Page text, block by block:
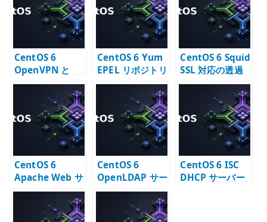
r
CentOS 6
OpenVPN と
Quagga のルー
ティング問題 –
OSPF と VPN 経
路の注意点
CentOS 6 Yum
EPEL リポジトリ
設定 – 追加パッ
ケージを利用す
CentOS 6 Squid
SSL 対応の透過
型プロキシを断
念した理由
CentOS 6
Apache Web サ
ーバー構築 –
httpd 2.2 系の
CentOS 6
OpenLDAP サー
バー構築 – slapd
と LDAP ディレ
クトリの基本
CentOS 6 ISC
DHCP サーバー